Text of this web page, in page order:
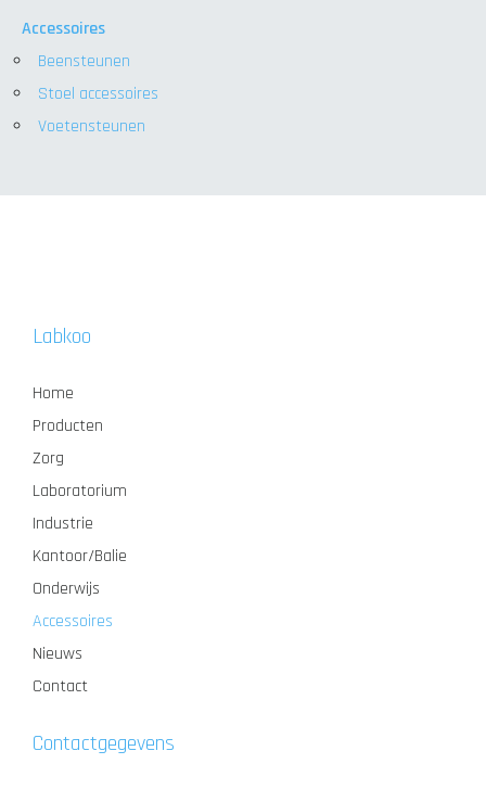
Accessoires
Beensteunen
Stoel accessoires
Voetensteunen
Labkoo
Home
Producten
Zorg
Laboratorium
Industrie
Kantoor/Balie
Onderwijs
Accessoires
Nieuws
Contact
Contactgegevens